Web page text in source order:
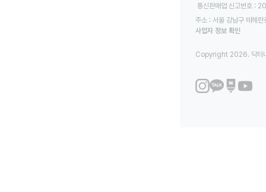
통신판매업 신고번호
주소 : 서울 강남구 테헤
사업자 정보 확인
Copyright 2026. 닥터